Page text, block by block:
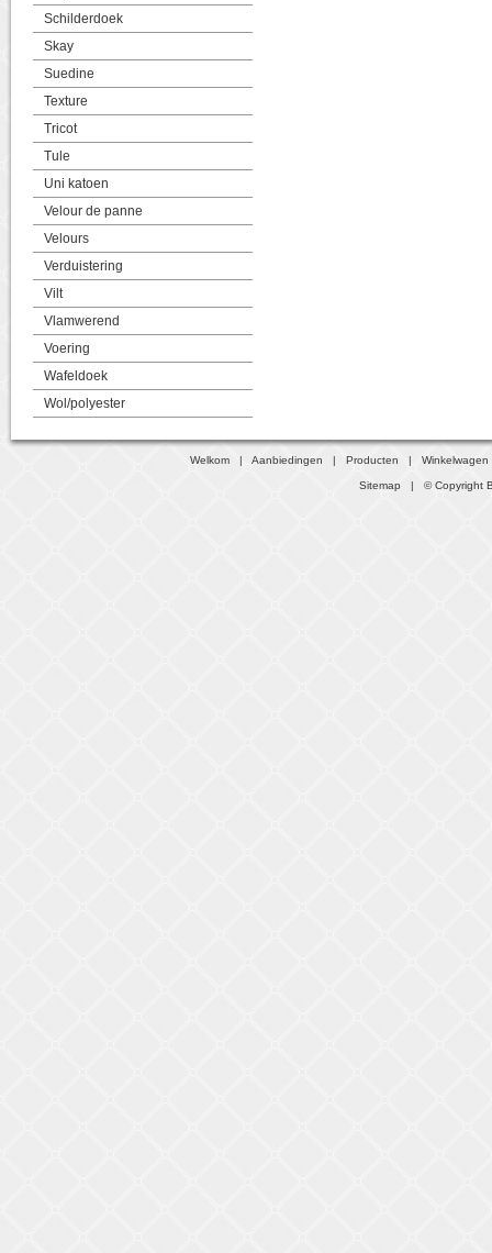
Schilderdoek
Skay
Suedine
Texture
Tricot
Tule
Uni katoen
Velour de panne
Velours
Verduistering
Vilt
Vlamwerend
Voering
Wafeldoek
Wol/polyester
Welkom |Aanbiedingen |Producten |Winkelwagen
Sitemap | © Copyright